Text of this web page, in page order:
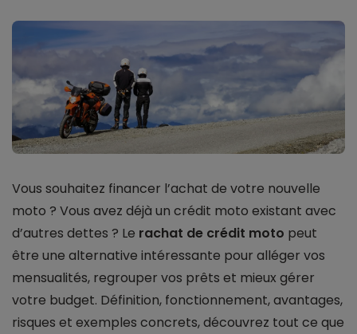
Vous souhaitez financer l’achat de votre nouvelle
moto ? Vous avez déjà un crédit moto existant avec
d’autres dettes ? Le rachat de crédit moto peut
être une alternative intéressante pour alléger vos
mensualités, regrouper vos prêts et mieux gérer
votre budget. Définition, fonctionnement, avantages,
risques et exemples concrets, découvrez tout ce que